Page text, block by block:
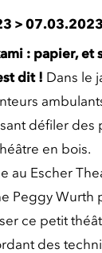
> 07.03.2023
: papier, et
dit ! Dans le
défiler des
en bois.
au Escher
Peggy Wurth
ce petit
des